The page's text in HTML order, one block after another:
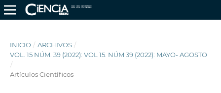
INICIO / ARCHIVOS /
VOL. 15 NÚM. 39 (2022): VOL 15. NÚM 39 (2022): MAYO- AGOSTO
/
Artículos Científicos